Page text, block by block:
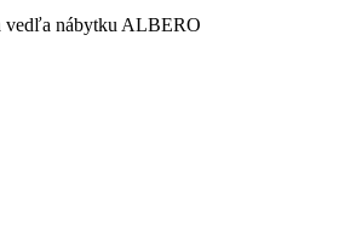
vedľa nábytku ALBERO